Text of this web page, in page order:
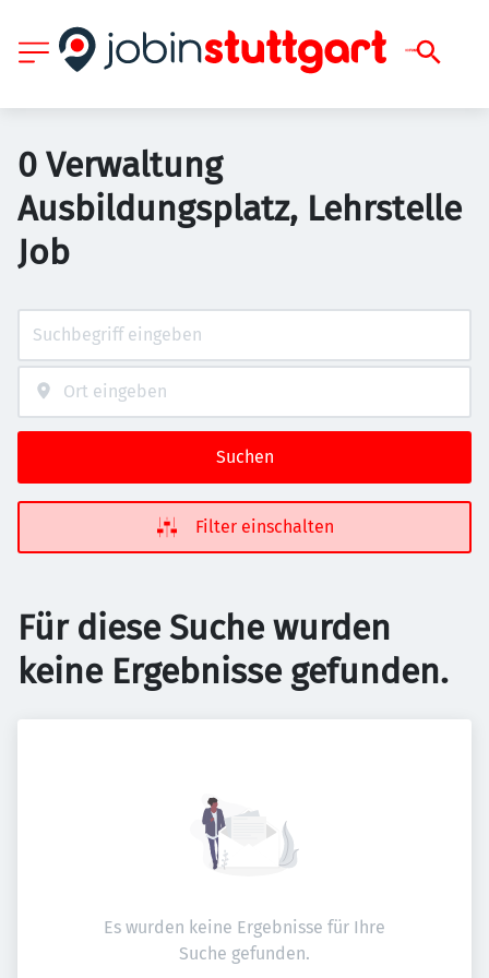
0 Verwaltung
Ausbildungsplatz, Lehrstelle
Job
Suchen
Filter einschalten
Für diese Suche wurden
keine Ergebnisse gefunden.
Es wurden keine Ergebnisse für Ihre
Suche gefunden.